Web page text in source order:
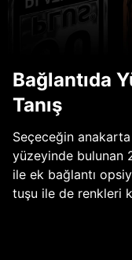
Bağlantıda
Tanış
Seçeceğin
yüzeyinde bulunan
ile ek bağlantı
tuşu ile de renkleri